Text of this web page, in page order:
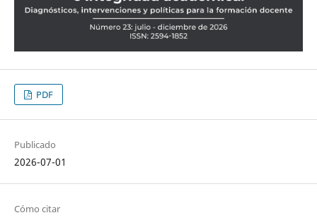
PDF
Publicado
2026-07-01
Cómo citar